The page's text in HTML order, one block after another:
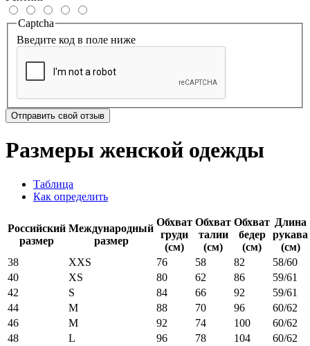
Captcha
Введите код в поле ниже
Отправить свой отзыв
Размеры женской одежды
Таблица
Как определить
Российский
размер
Международный
размер
Обхват
груди
(см)
Обхват
талии
(см)
Обхват
бедер
(см)
Длина
рукава
(см)
38
XXS 76 58 82
58/60
40
XS 80 62 86
59/61
42
S 84 66 92
59/61
44
M 88 70 96
60/62
46
M 92 74 100
60/62
48
L 96 78 104
60/62